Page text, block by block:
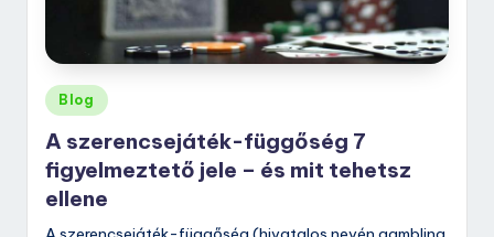
Posted
in
Blog
A szerencsejáték-függőség 7
figyelmeztető jele – és mit tehetsz
ellene